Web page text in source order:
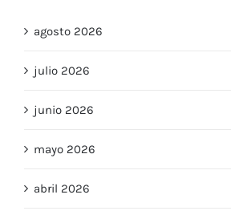
agosto 2026
julio 2026
junio 2026
mayo 2026
abril 2026